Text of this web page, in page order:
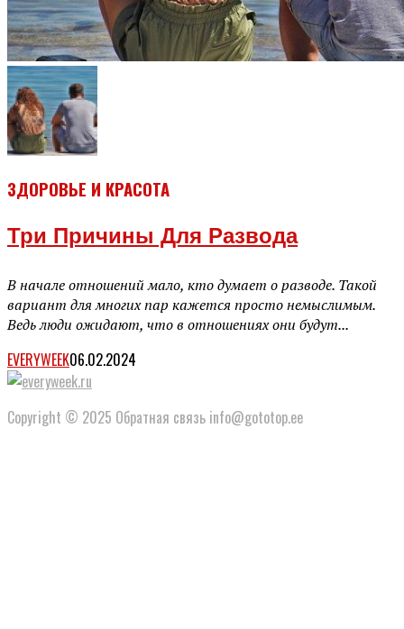
ЗДОРОВЬЕ И КРАСОТА
Три Причины Для Развода
В начале отношений мало, кто думает о разводе. Такой
вариант для многих пар кажется просто немыслимым.
Ведь люди ожидают, что в отношениях они будут...
EVERYWEEK06.02.2024
Copyright © 2025 Обратная связь info@gototop.ee